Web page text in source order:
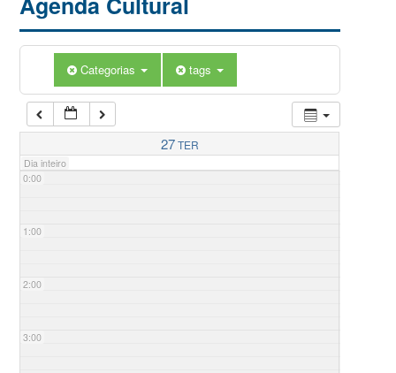
Categorias tags
27TER
Dia inteiro
0:00
1:00
2:00
3:00